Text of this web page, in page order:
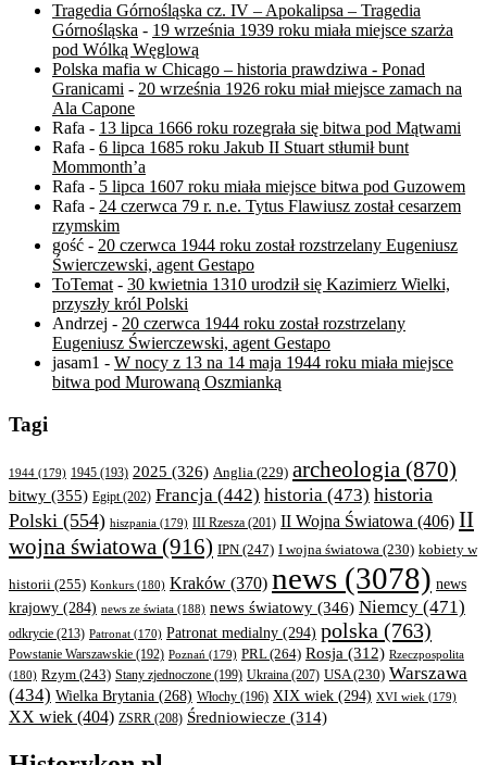
Tragedia Górnośląska cz. IV – Apokalipsa – Tragedia
Górnośląska - 19 września 1939 roku miała miejsce szarża
pod Wólką Węglową
Polska mafia w Chicago – historia prawdziwa - Ponad
Granicami - 20 września 1926 roku miał miejsce zamach na
Ala Capone
Rafa - 13 lipca 1666 roku rozegrała się bitwa pod Mątwami
Rafa - 6 lipca 1685 roku Jakub II Stuart stłumił bunt
Mommonth’a
Rafa - 5 lipca 1607 roku miała miejsce bitwa pod Guzowem
Rafa - 24 czerwca 79 r. n.e. Tytus Flawiusz został cesarzem
rzymskim
gość - 20 czerwca 1944 roku został rozstrzelany Eugeniusz
Świerczewski, agent Gestapo
ToTemat - 30 kwietnia 1310 urodził się Kazimierz Wielki,
przyszły król Polski
Andrzej - 20 czerwca 1944 roku został rozstrzelany
Eugeniusz Świerczewski, agent Gestapo
jasam1 - W nocy z 13 na 14 maja 1944 roku miała miejsce
bitwa pod Murowaną Oszmianką
Tagi
1944 (179) 1945 (193) 2025 (326) Anglia (229) archeologia (870)
bitwy (355) Egipt(202) Francja (442) historia (473) historia
Polski (554) hiszpania (179) III Rzesza (201) II Wojna Światowa (406) II
wojna światowa (916) IPN (247) I wojna światowa (230) kobiety w
historii (255) Konkurs (180) Kraków (370) news (3078) news
krajowy (284) news ze świata (188) news światowy (346) Niemcy (471)
odkrycie (213) Patronat (170) Patronat medialny (294) polska (763)
Powstanie Warszawskie (192) Poznań (179) PRL(264) Rosja (312) Rzeczpospolita
(180) Rzym (243) Stany zjednoczone (199) Ukraina (207) USA(230) Warszawa
(434) Wielka Brytania (268) Włochy (196) XIX wiek (294) XVI wiek (179)
XX wiek (404) ZSRR (208) Średniowiecze (314)